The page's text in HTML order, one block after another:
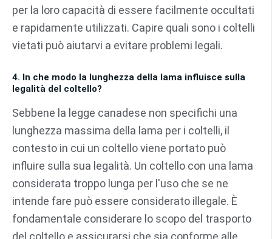
per la loro capacità di essere facilmente occultati
e rapidamente utilizzati. Capire quali sono i coltelli
vietati può aiutarvi a evitare problemi legali.
4. In che modo la lunghezza della lama influisce sulla
legalità del coltello?
Sebbene la legge canadese non specifichi una
lunghezza massima della lama per i coltelli, il
contesto in cui un coltello viene portato può
influire sulla sua legalità. Un coltello con una lama
considerata troppo lunga per l'uso che se ne
intende fare può essere considerato illegale. È
fondamentale considerare lo scopo del trasporto
del coltello e assicurarsi che sia conforme alle